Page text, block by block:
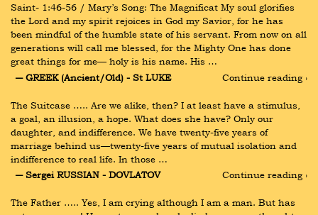
Saint- 1:46-56 / Mary’s Song: The Magnificat My soul glorifies
the Lord and my spirit rejoices in God my Savior, for he has
been mindful of the humble state of his servant. From now on all
generations will call me blessed, for the Mighty One has done
great things for me— holy is his name. His …
― GREEK (Ancient/Old) - St LUKE
Continue reading ›
The Suitcase ….. Are we alike, then? I at least have a stimulus,
a goal, an illusion, a hope. What does she have? Only our
daughter, and indifference. We have twenty-five years of
marriage behind us—twenty-five years of mutual isolation and
indifference to real life. In those …
― Sergei RUSSIAN - DOVLATOV
Continue reading ›
The Father ….. Yes, I am crying although I am a man. But has